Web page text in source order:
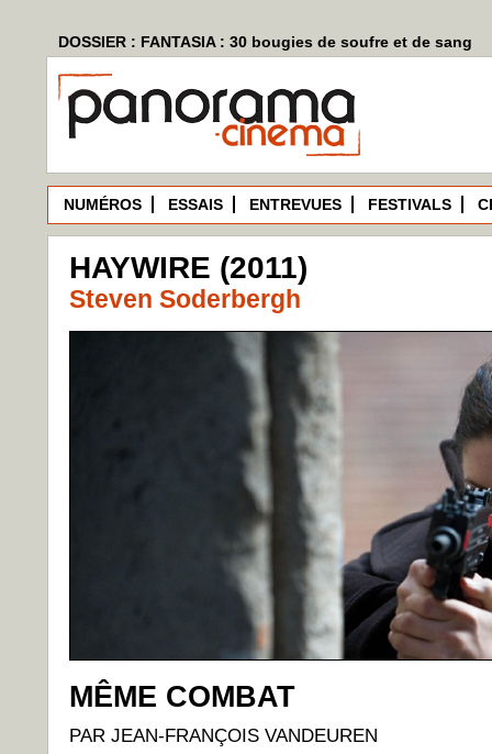
DOSSIER : FANTASIA : 30 bougies de soufre et de sang
NUMÉROS ESSAIS ENTREVUES FESTIVALS
HAYWIRE (2011)
Steven Soderbergh
MÊME COMBAT
PAR JEAN-FRANÇOIS VANDEUREN